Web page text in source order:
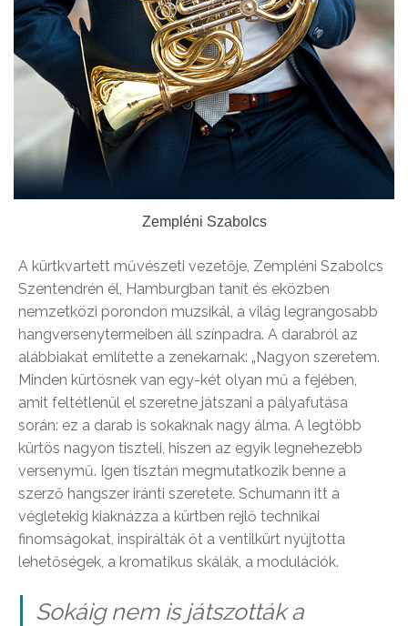
Zempléni Szabolcs
A kürtkvartett művészeti vezetője, Zempléni Szabolcs
Szentendrén él, Hamburgban tanít és eközben
nemzetközi porondon muzsikál, a világ legrangosabb
hangversenytermeiben áll színpadra. A darabról az
alábbiakat említette a zenekarnak: „Nagyon szeretem.
Minden kürtösnek van egy-két olyan mű a fejében,
amit feltétlenül el szeretne játszani a pályafutása
során: ez a darab is sokaknak nagy álma. A legtöbb
kürtös nagyon tiszteli, hiszen az egyik legnehezebb
versenymű. Igen tisztán megmutatkozik benne a
szerző hangszer iránti szeretete. Schumann itt a
végletekig kiaknázza a kürtben rejlő technikai
finomságokat, inspirálták őt a ventilkürt nyújtotta
lehetőségek, a kromatikus skálák, a modulációk.
Sokáig nem is játszották a